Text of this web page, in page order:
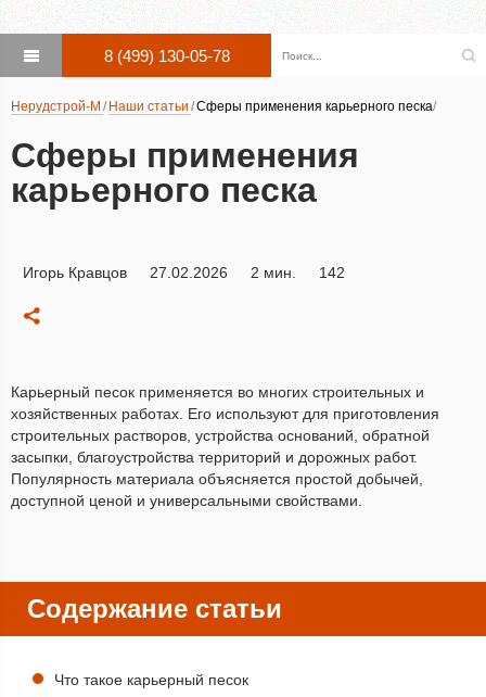
8 (499) 130-05-78
Нерудстрой-М Наши статьи Сферы применения карьерного песка
Сферы применения
карьерного песка
Игорь Кравцов 27.02.2026 2 мин. 142
Карьерный песок применяется во многих строительных и
хозяйственных работах. Его используют для приготовления
строительных растворов, устройства оснований, обратной
засыпки, благоустройства территорий и дорожных работ.
Популярность материала объясняется простой добычей,
доступной ценой и универсальными свойствами.
Содержание статьи
Что такое карьерный песок